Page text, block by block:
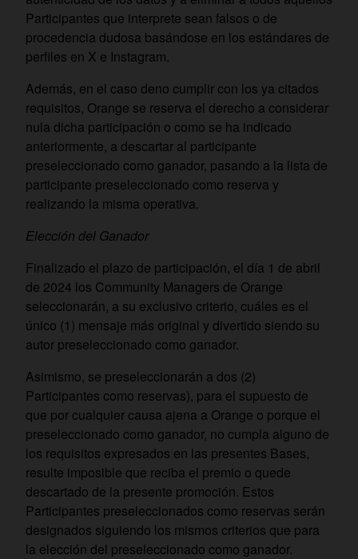
Participantes que interprete sean falsos o de
procedencia dudosa basándose en los estándares de
perfiles en X e Instagram.
Además, en el caso deno cumplir con los ya citados
requisitos, Orange se reserva el derecho a considerar
nula dicha participación o como se ha indicado
anteriormente, a descartar al participante
preseleccionado como ganador, pasando a la lista de
participante preseleccionado como reserva y
realizando la misma operativa.
Elección del Ganador
Finalizado el plazo de participación, el día 1 de abril
de 2024 los Community Managers de Orange
seleccionarán, a su exclusivo criterio, cuáles es el
único (1) mensaje más original y divertido siendo su
autor preseleccionado como ganador.
Asimismo, se preseleccionarán a dos (2)
Participantes como reservas), para el supuesto de
que por cualquier causa ajena a Orange o porque el
preseleccionado como ganador, no cumpla alguno de
los requisitos expresados en las presentes Bases,
resulte imposible que reciba el premio o quede
descartado de la presente promoción. Estos
Participantes preseleccionados como reservas serán
designados siguiendo los mismos criterios que para
la elección del preseleccionado como ganador.